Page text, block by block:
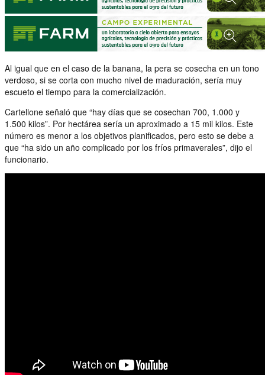
Al igual que en el caso de la banana, la pera se cosecha en un tono
verdoso, si se corta con mucho nivel de maduración, sería muy
escueto el tiempo para la comercialización.
Cartellone señaló que “hay días que se cosechan 700, 1.000 y
1.500 kilos”. Por hectárea sería un aproximado a 15 mil kilos. Este
número es menor a los objetivos planificados, pero esto se debe a
que “ha sido un año complicado por los fríos primaverales”, dijo el
funcionario.